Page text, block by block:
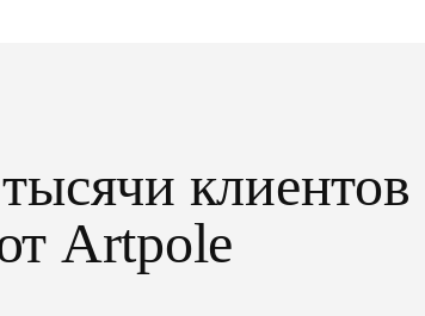
клиентов
Artpole